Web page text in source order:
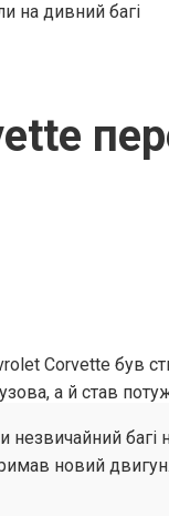
на дивний багі
Corvette був
а й став
незвичайний
новий